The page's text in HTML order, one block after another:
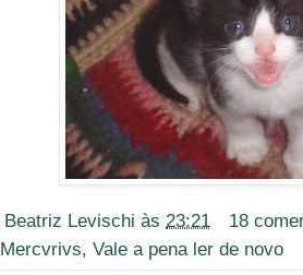
Beatriz Levischi às 23:21
18
Mercvrivs, Vale a pena ler de novo